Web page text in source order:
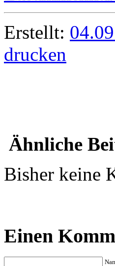
Erstellt:
drucken
Ähnliche
Bisher keine
Einen